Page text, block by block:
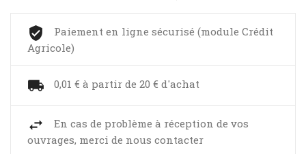
Paiement en ligne sécurisé (module Crédit
Agricole)
0,01 € à partir de 20 € d'achat
En cas de problème à réception de vos
ouvrages, merci de nous contacter